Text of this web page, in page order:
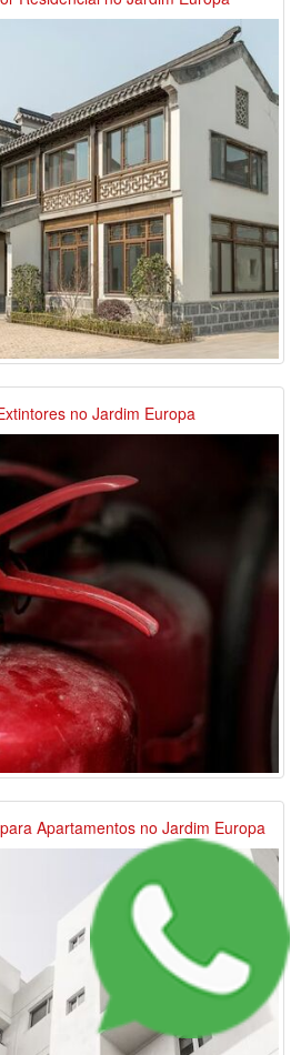
no Jardim Europa
Apartamentos no Jardim Europa